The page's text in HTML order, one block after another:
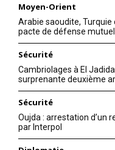
Moyen-Orient
Arabie saoudite, Turquie
pacte de défense
Sécurité
Cambriolages à El
surprenante deuxième
Sécurité
Oujda : arrestation d’un
par Interpol